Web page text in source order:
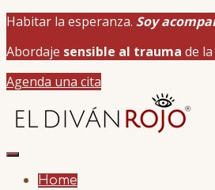
Habitar la esperanza. Soy
Abordaje sensible al trauma de
Agenda una cita
Home